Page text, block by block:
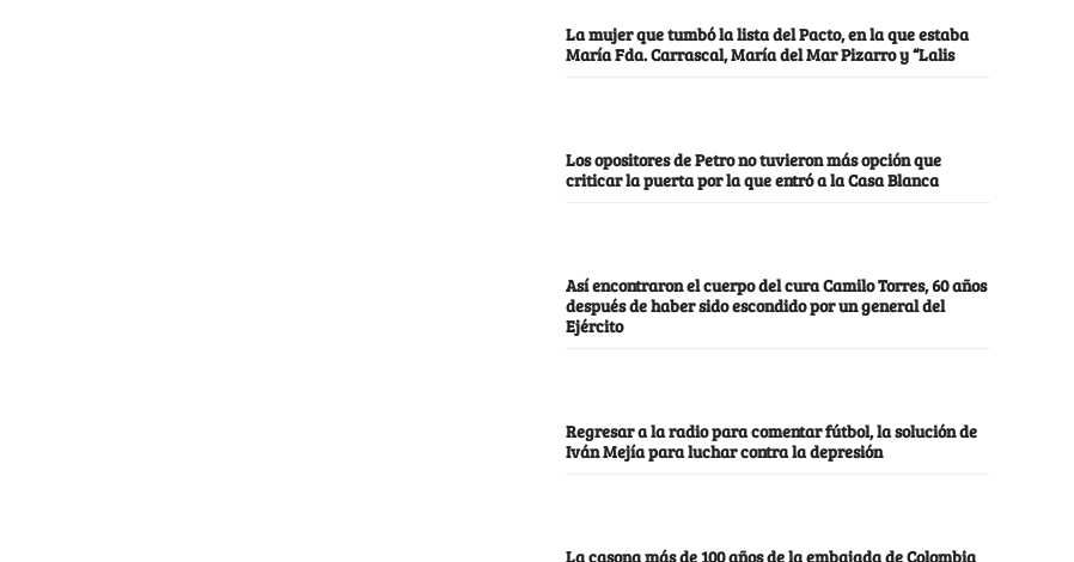
La mujer que tumbó la lista del Pacto, en la que estaba
María Fda. Carrascal, María del Mar Pizarro y “Lalis
Los opositores de Petro no tuvieron más opción que
criticar la puerta por la que entró a la Casa Blanca
Así encontraron el cuerpo del cura Camilo Torres, 60 años
después de haber sido escondido por un general del
Ejército
Regresar a la radio para comentar fútbol, la solución de
Iván Mejía para luchar contra la depresión
La casona más de 100 años de la embajada de Colombia